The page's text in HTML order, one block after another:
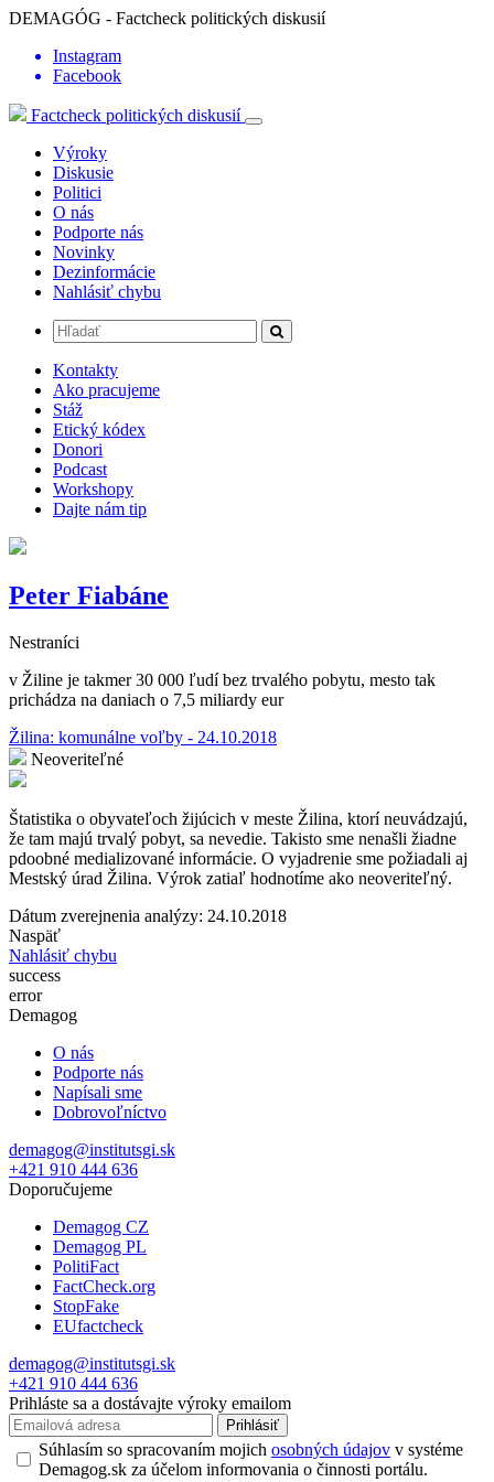
DEMAGÓG - Factcheck politických diskusií
Instagram
Facebook
Factcheck politických diskusií
Výroky
Diskusie
Politici
O nás
Podporte nás
Novinky
Dezinformácie
Nahlásiť chybu
Kontakty
Ako pracujeme
Stáž
Etický kódex
Donori
Podcast
Workshopy
Dajte nám tip
Peter Fiabáne
Nestraníci
v Žiline je takmer 30 000 ľudí bez trvalého pobytu, mesto tak
prichádza na daniach o 7,5 miliardy eur
Žilina: komunálne voľby - 24.10.2018
Neoveriteľné
Štatistika o obyvateľoch žijúcich v meste Žilina, ktorí neuvádzajú,
že tam majú trvalý pobyt, sa nevedie. Takisto sme nenašli žiadne
pdoobné medializované informácie. O vyjadrenie sme požiadali aj
Mestský úrad Žilina. Výrok zatiaľ hodnotíme ako neoveriteľný.
Dátum zverejnenia analýzy: 24.10.2018
Naspäť
Nahlásiť chybu
success
error
Demagog
O nás
Podporte nás
Napísali sme
Dobrovoľníctvo
demagog@institutsgi.sk
+421 910 444 636
Doporučujeme
Demagog CZ
Demagog PL
PolitiFact
FactCheck.org
StopFake
EUfactcheck
demagog@institutsgi.sk
+421 910 444 636
Prihláste sa a dostávajte výroky emailom
Prihlásiť
Súhlasím so spracovaním mojich osobných údajov v systéme
Demagog.sk za účelom informovania o činnosti portálu.